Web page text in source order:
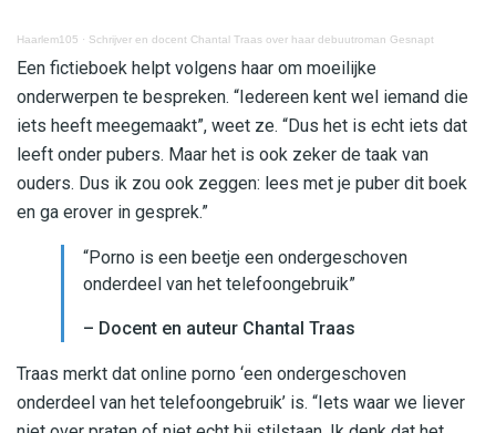
Haarlem105 · Schrijver en docent Chantal Traas over haar debuutroman Gesnapt
Een fictieboek helpt volgens haar om moeilijke
onderwerpen te bespreken. “Iedereen kent wel iemand die
iets heeft meegemaakt”, weet ze. “Dus het is echt iets dat
leeft onder pubers. Maar het is ook zeker de taak van
ouders. Dus ik zou ook zeggen: lees met je puber dit boek
en ga erover in gesprek.”
“Porno is een beetje een ondergeschoven
onderdeel van het telefoongebruik”
– Docent en auteur Chantal Traas
Traas merkt dat online porno ‘een ondergeschoven
onderdeel van het telefoongebruik’ is. “Iets waar we liever